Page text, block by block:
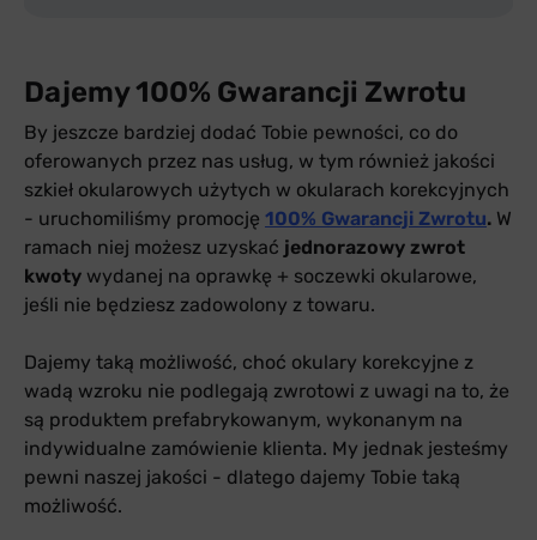
Dajemy 100% Gwarancji Zwrotu
By jeszcze bardziej dodać Tobie pewności, co do
oferowanych przez nas usług, w tym również jakości
szkieł okularowych użytych w okularach korekcyjnych
- uruchomiliśmy promocję 100% Gwarancji Zwrotu. W
ramach niej możesz uzyskać jednorazowy zwrot
kwoty wydanej na oprawkę + soczewki okularowe,
jeśli nie będziesz zadowolony z towaru.
Dajemy taką możliwość, choć okulary korekcyjne z
wadą wzroku nie podlegają zwrotowi z uwagi na to, że
są produktem prefabrykowanym, wykonanym na
indywidualne zamówienie klienta. My jednak jesteśmy
pewni naszej jakości - dlatego dajemy Tobie taką
możliwość.